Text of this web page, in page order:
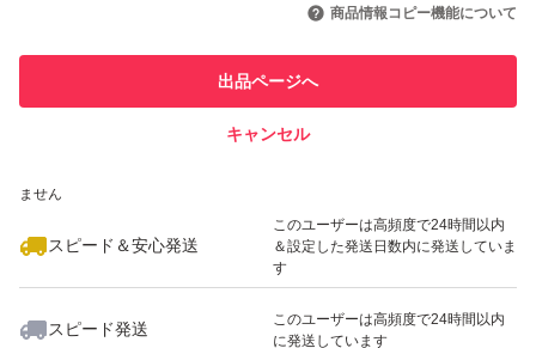
お値下げお受けしておりませんので提示価格でご検討くだ
さい。
での取引実績があります
ません
スピード＆安心発送
このユーザーは高頻度で24時間以内
＆設定した発送日数内に発送していま
す
スピード発送
このユーザーは高頻度で24時間以内
に発送しています
商品情報コピー機能について
出品ページへ
キャンセル